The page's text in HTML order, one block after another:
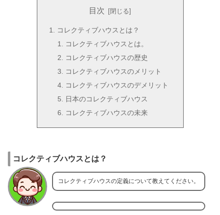
目次
コレクティブハウスとは？
コレクティブハウスとは。
コレクティブハウスの歴史
コレクティブハウスのメリット
コレクティブハウスのデメリット
日本のコレクティブハウス
コレクティブハウスの未来
コレクティブハウスとは？
コレクティブハウスの定義について教えてください。